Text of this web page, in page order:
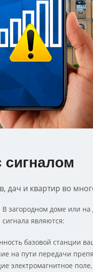
дач и квартир во
В загородном доме или
сигнала являются:
базовой станции
на пути передачи
электромагнитное поле,